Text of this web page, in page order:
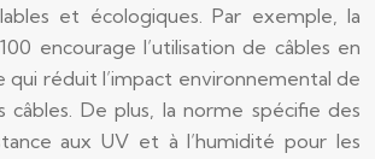
et écologiques. Par exemple, la
encourage l’utilisation de câbles en
qui réduit l’impact environnemental de
câbles. De plus, la norme spécifie des
aux UV et à l’humidité pour les